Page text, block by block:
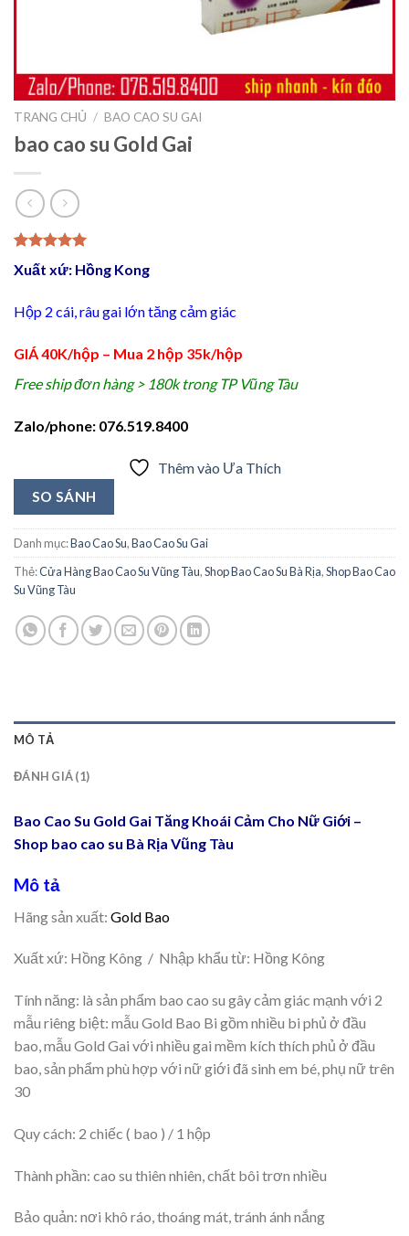
TRANG CHỦ / BAO CAO SU GAI
bao cao su Gold Gai
5.00trên 5
dựa trên
1Xuất xứ: Hồng Kong
Hộp 2 cái, râu gai lớn tăng cảm giác
GIÁ 40K/hộp – Mua 2 hộp 35k/hộp
Free ship đơn hàng > 180k trong TP Vũng Tàu
Zalo/phone: 076.519.8400
Thêm vào Ưa Thích
SO SÁNH
Danh mục:Bao Cao Su,Bao Cao Su Gai
Thẻ:Cửa Hàng Bao Cao Su Vũng Tàu,Shop Bao Cao Su Bà Rịa,Shop Bao Cao
Su Vũng Tàu
MÔ TẢ
ĐÁNH GIÁ (1)
Bao Cao Su Gold Gai Tăng Khoái Cảm Cho Nữ Giới –
Shop bao cao su Bà Rịa Vũng Tàu
Mô tả
Hãng sản xuất: Gold Bao
Xuất xứ: Hồng Kông / Nhập khẩu từ: Hồng Kông
Tính năng: là sản phẩm bao cao su gây cảm giác mạnh với 2
mẫu riêng biệt: mẫu Gold Bao Bi gồm nhiều bi phủ ở đầu
bao, mẫu Gold Gai với nhiều gai mềm kích thích phủ ở đầu
bao, sản phẩm phù hợp với nữ giới đã sinh em bé, phụ nữ trên
30
Quy cách: 2 chiếc ( bao ) / 1 hộp
Thành phần: cao su thiên nhiên, chất bôi trơn nhiều
Bảo quản: nơi khô ráo, thoáng mát, tránh ánh nắng